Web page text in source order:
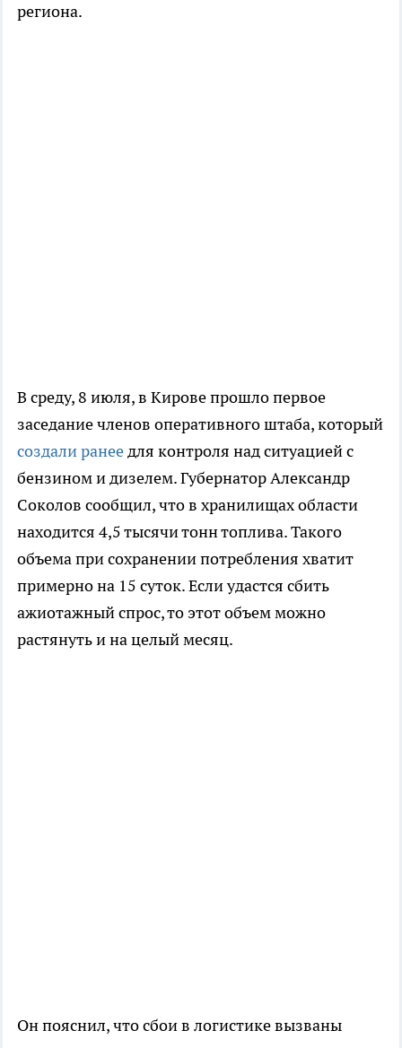
региона.
В среду, 8 июля, в Кирове прошло первое
заседание членов оперативного штаба, который
создали ранеедля контроля над ситуацией с
бензином и дизелем. Губернатор Александр
Соколов сообщил, что в хранилищах области
находится 4,5 тысячи тонн топлива. Такого
объема при сохранении потребления хватит
примерно на 15 суток. Если удастся сбить
ажиотажный спрос, то этот объем можно
растянуть и на целый месяц.
Он пояснил, что сбои в логистике вызваны